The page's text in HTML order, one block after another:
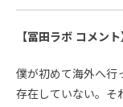
【冨田ラボ コメント
僕が初めて海外へ行
存在していない。そ